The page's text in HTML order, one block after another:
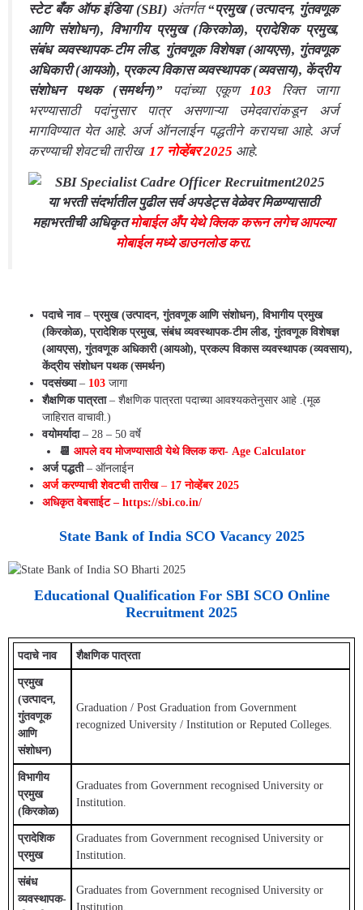
स्टेट बँक ऑफ इंडिया (SBI) अंतर्गत“प्रमुख (उत्पादन, गुंतवणूक
आणि संशोधन), विभागीय प्रमुख (किरकोळ), प्रादेशिक प्रमुख,
संबंध व्यवस्थापक-टीम लीड, गुंतवणूक विशेषज्ञ (आयएस), गुंतवणूक
अधिकारी (आयओ), प्रकल्प विकास व्यवस्थापक (व्यवसाय), केंद्रीय
संशोधन पथक (समर्थन)”
पदांच्या एकूण 103
रिक्त जागा
भरण्यासाठी पदांनुसार पात्र असणाऱ्या उमेदवारांकडून अर्ज
मागविण्यात येत आहे. अर्ज ऑनलाईन पद्धतीने करायचा आहे. अर्ज
करण्याची शेवटची तारीख 17 नोव्हेंबर 2025 आहे.
या भरती संदर्भातील पुढील सर्व अपडेट्स वेळेवर मिळण्यासाठी
महाभरतीची अधिकृतमोबाईल अँप येथे क्लिक करून लगेच आपल्या
मोबाईल मध्ये डाउनलोड करा.
पदाचे नाव– प्रमुख (उत्पादन, गुंतवणूक आणि संशोधन), विभागीय प्रमुख
(किरकोळ), प्रादेशिक प्रमुख, संबंध व्यवस्थापक-टीम लीड, गुंतवणूक विशेषज्ञ
(आयएस), गुंतवणूक अधिकारी (आयओ), प्रकल्प विकास व्यवस्थापक (व्यवसाय),
केंद्रीय संशोधन पथक (समर्थन)
पदसंख्या– 103 जागा
शैक्षणिक पात्रता– शैक्षणिक पात्रता पदाच्या आवश्यकतेनुसार आहे .(मूळ
जाहिरात वाचावी.)
वयोमर्यादा– 28 – 50 वर्षे
📆 आपले वय मोजण्यासाठी येथे क्लिक करा- Age Calculator
अर्ज पद्धती – ऑनलाईन
अर्ज करण्याची शेवटची तारीख– 17 नोव्हेंबर 2025
अधिकृत वेबसाईट – https://sbi.co.in/
State Bank of India SCO Vacancy 2025
Educational Qualification For SBI SCO Online
Recruitment 2025
पदाचे नाव शैक्षणिक पात्रता
प्रमुख
(उत्पादन,
गुंतवणूक
आणि
संशोधन)
Graduation / Post Graduation from Government
recognized University / Institution or Reputed Colleges.
विभागीय
प्रमुख
(किरकोळ)
Graduates from Government recognised University or
Institution.
प्रादेशिक
प्रमुख
Graduates from Government recognised University or
Institution.
संबंध
व्यवस्थापक-
Graduates from Government recognised University or
Institution.